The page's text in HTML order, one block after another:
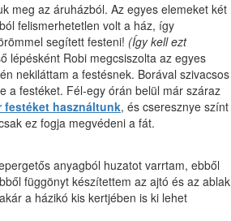
meg az áruházból. Az egyes elemeket két
felismerhetetlen volt a ház, így
segített festeni! (Így kell ezt
lépésként Robi megcsiszolta az egyes
nekiláttam a festésnek. Borával szivacsos
a festéket. Fél-egy órán belül már száraz
festéket használtunk, és cseresznye színt
ez fogja megvédeni a fát.
anyagból huzatot varrtam, ebből
függönyt készítettem az ajtó és az ablak
a házikó kis kertjében is ki lehet